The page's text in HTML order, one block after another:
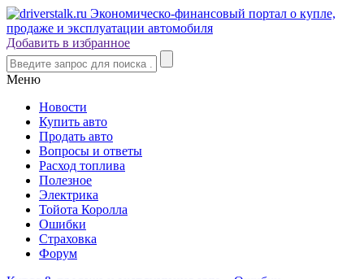
Добавить в избранное
Меню
Новости
Купить авто
Продать авто
Вопросы и ответы
Расход топлива
Полезное
Электрика
Тойота Королла
Ошибки
Страховка
Форум